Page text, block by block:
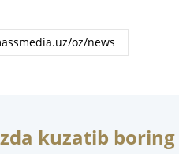
kuzatib boring